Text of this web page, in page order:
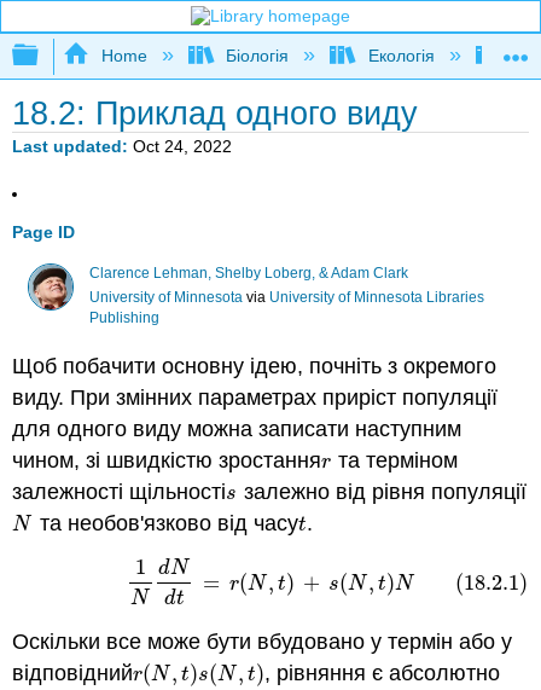
Expand/collapse global hierarchy
Home Біологія Екологія
18.2: Приклад одного виду
Last updated Oct 24, 2022
Page ID
Clarence Lehman, Shelby Loberg, & Adam Clark
University of Minnesotavia University of Minnesota Libraries
Publishing
Щоб побачити основну ідею, почніть з окремого
виду. При змінних параметрах приріст популяції
для одного виду можна записати наступним
чином, зі швидкістю зростанняr
r та терміном
залежності щільностіs
s залежно від рівня популяції
N
N та необов'язково від часуt
t.
1
N
dN
dt
= r(N, t) + s(N, t)N (18.2.1)
(18.2.1) Ndt =r N + s(N,t )N
Оскільки все може бути вбудовано у термін або у
відповіднийr(N, t)
r(N,t) s(N, t)
s(N,t ) , рівняння є абсолютно